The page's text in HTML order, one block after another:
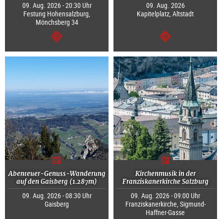
09. Aug. 2026 - 20:30 Uhr
Festung Hohensalzburg,
Mönchsberg 34
weiter
09. Aug. 2026
Kapitelplatz, Altstadt
weiter
Abenteuer-Genuss-Wanderung
auf den Gaisberg (1.287m)
09. Aug. 2026 - 08:30 Uhr
Gaisberg
Kirchenmusik in der
Franziskanerkirche Salzburg
09. Aug. 2026 - 09:00 Uhr
Franziskanerkirche, Sigmund-
Haffner-Gasse